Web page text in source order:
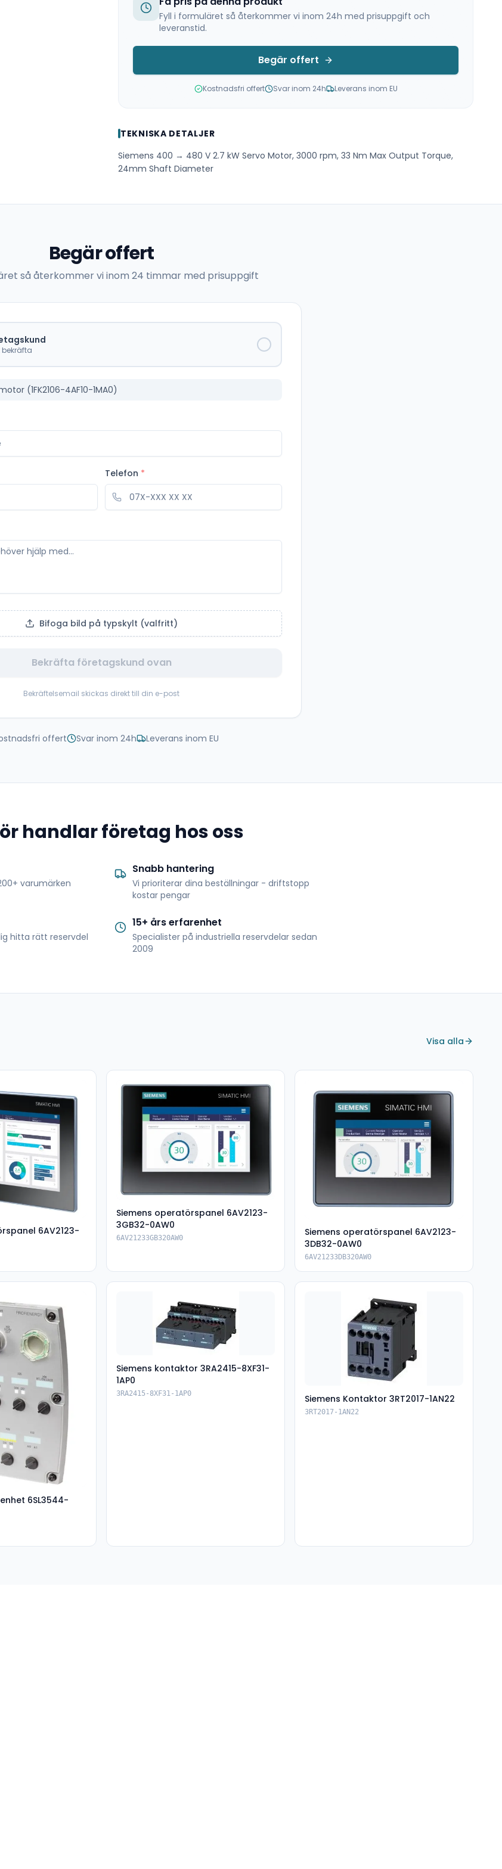
Fyll i formuläret så återkommer vi inom 24h med prisuppgift och
leveranstid.
Begär offert
Kostnadsfri offert Svar inom 24h Leverans inom EU
TEKNISKA DETALJER
Siemens 400 → 480 V 2.7 kW Servo Motor, 3000 rpm, 33 Nm Max Output Torque,
24mm Shaft Diameter
Begär offert
så återkommer vi inom 24 timmar med prisuppgift
bekräfta
(1FK2106-4AF10-1MA0)
Telefon *
Bifoga bild på typskylt (valfritt)
Bekräfta företagskund ovan
Bekräftelsemail skickas direkt till din e-post
offert Svar inom 24h Leverans inom EU
handlar företag hos oss
varumärken
Snabb hantering
Vi prioriterar dina beställningar - driftstopp
kostar pengar
hitta rätt reservdel
15+ års erfarenhet
Specialister på industriella reservdelar sedan
2009
Visa alla
6AV2123-
Siemens operatörspanel 6AV2123-
3GB32-0AW0
6AV21233GB320AW0
Siemens operatörspanel 6AV2123-
3DB32-0AW0
6AV21233DB320AW0
6SL3544-
Siemens kontaktor 3RA2415-8XF31-
1AP0
3RA2415-8XF31-1AP0 Siemens Kontaktor 3RT2017-1AN22
3RT2017-1AN22